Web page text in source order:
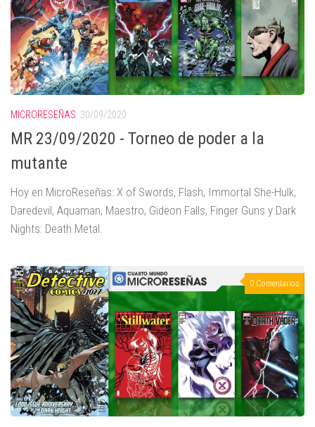
MICRORESEÑAS 30/09/2020
MR 23/09/2020 - Torneo de poder a la
mutante
Hoy en MicroReseñas: X of Swords, Flash, Immortal She-Hulk,
Daredevil, Aquaman, Maestro, Gideon Falls, Finger Guns y Dark
Nights: Death Metal.
0 Comentarios